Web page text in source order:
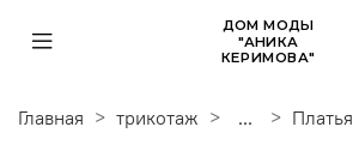
ДОМ МОДЫ
"АНИКА
КЕРИМОВА"
Главная трикотаж ... Платья